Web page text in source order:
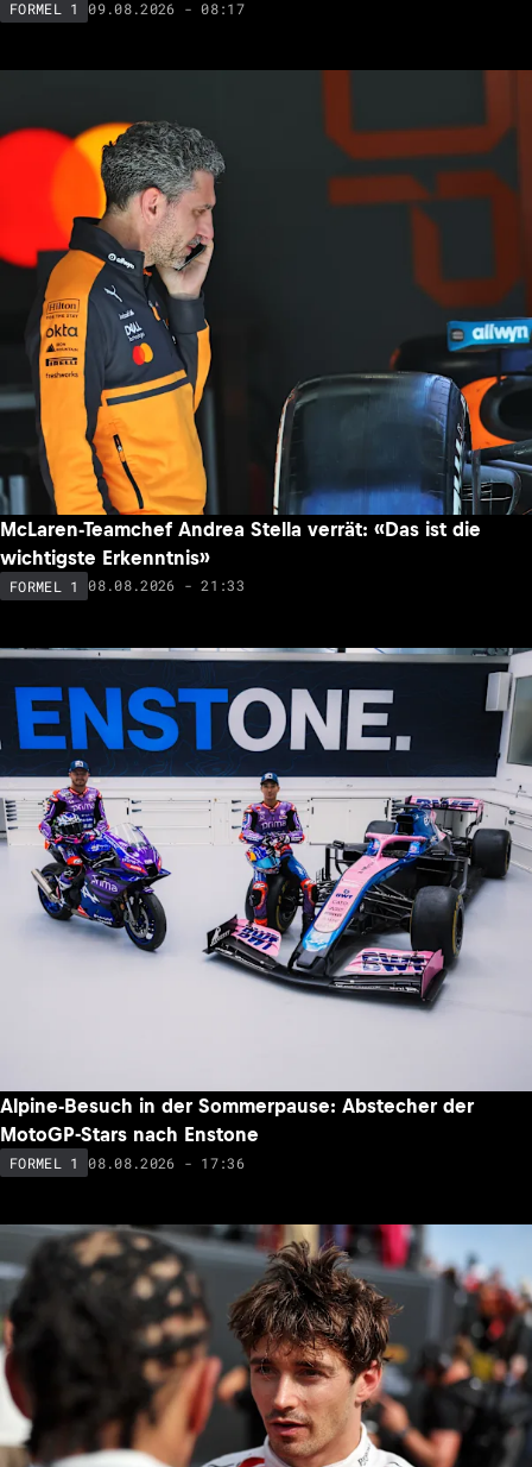
FORMEL 1 09.08.2026 - 08:17
McLaren-Teamchef Andrea Stella verrät: «Das ist die
wichtigste Erkenntnis»
FORMEL 1 08.08.2026 - 21:33
Alpine-Besuch in der Sommerpause: Abstecher der
MotoGP-Stars nach Enstone
FORMEL 1 08.08.2026 - 17:36